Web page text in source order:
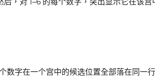
字在一个宫中的候选位置全部落在同一